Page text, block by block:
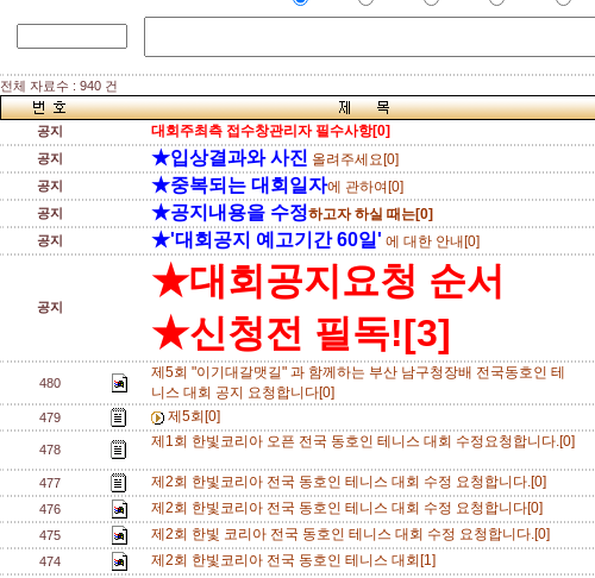
전체 자료수 : 940 건
공지 대회주최측 접수창관리자 필수사항[0]
공지
★입상결과와 사진 올려주세요[0]
공지
★중복되는 대회일자에 관하여[0]
공지
★공지내용을 수정하고자 하실 때는[0]
공지
★'대회공지 예고기간 60일' 에 대한 안내[0]
공지
★대회공지요청 순서
★신청전 필독![3]
480
제5회 "이기대갈맷길" 과 함께하는 부산 남구청장배 전국동호인 테
니스 대회 공지 요청합니다[0]
479 제5회[0]
478 제1회 한빛코리아 오픈 전국 동호인 테니스 대회 수정요청합니다.[0]
477 제2회 한빛코리아 전국 동호인 테니스 대회 수정 요청합니다.[0]
476
제2회 한빛코리아 전국 동호인 테니스 대회 수정 요청합니다[0]
475
제2회 한빛 코리아 전국 동호인 테니스 대회 수정 요청합니다.[0]
474
제2회 한빛코리아 전국 동호인 테니스 대회[1]